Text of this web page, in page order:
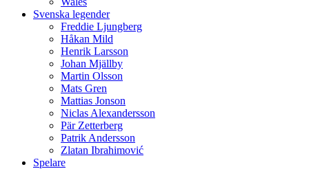
Svenska legender
Freddie Ljungberg
Håkan Mild
Henrik Larsson
Johan Mjällby
Martin Olsson
Mats Gren
Mattias Jonson
Niclas Alexandersson
Pär Zetterberg
Patrik Andersson
Zlatan Ibrahimović
Spelare